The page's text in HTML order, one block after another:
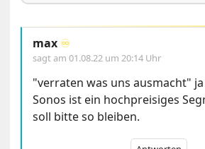
max ♾️
sagt am01.08.22 um 20:14 Uhr
"verraten was uns ausmacht"
Sonos ist ein hochpreisiges
soll bitte so bleiben.